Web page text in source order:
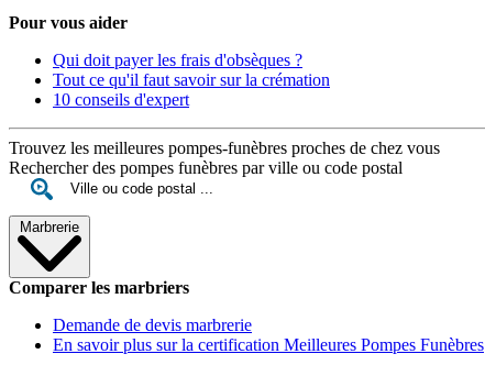
Pour vous aider
Qui doit payer les frais d'obsèques ?
Tout ce qu'il faut savoir sur la crémation
10 conseils d'expert
Trouvez les meilleures pompes-funèbres proches de chez vous
Rechercher des pompes funèbres par ville ou code postal
Marbrerie
Comparer les marbriers
Demande de devis marbrerie
En savoir plus sur la certification Meilleures Pompes Funèbres